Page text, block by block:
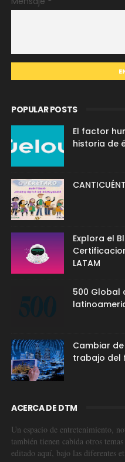
POPULAR POSTS
El factor
historia de
Explora el
LATAM
500 Global
Cambiar
trabajo del
ACERCA DE DTM
Un espacio de entretenimiento,
también tienen cabida otros
editado aquí, bajo las diferentes